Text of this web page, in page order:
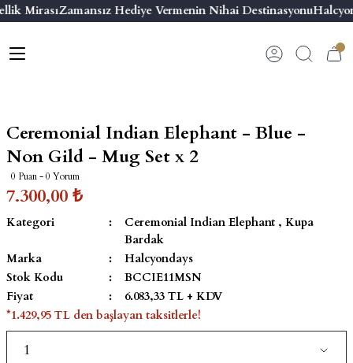
MirasıZamansız Hediye Vermenin Nihai Destinasyonu
Geri Dön
Geri Dön
ve Aksesuarlar
Mum
Geri Dön
Menteşeli Bilezik
Yivli Kabaşon Bilezik
Geri Dön
Seriler
Elephant
Ceremonial Indian Elephant - Blue -
Non Gild - Mug Set x 2
0 Puan - 0 Yorum
7.300,00 ₺
Kategori Ceremonial Indian Elephant , Kupa
Bardak
Marka
Halcyondays
Stok Kodu
BCCIE11MSN
Fiyat
6.083,33 TL + KDV
*1.429,95 TL den başlayan taksitlerle!